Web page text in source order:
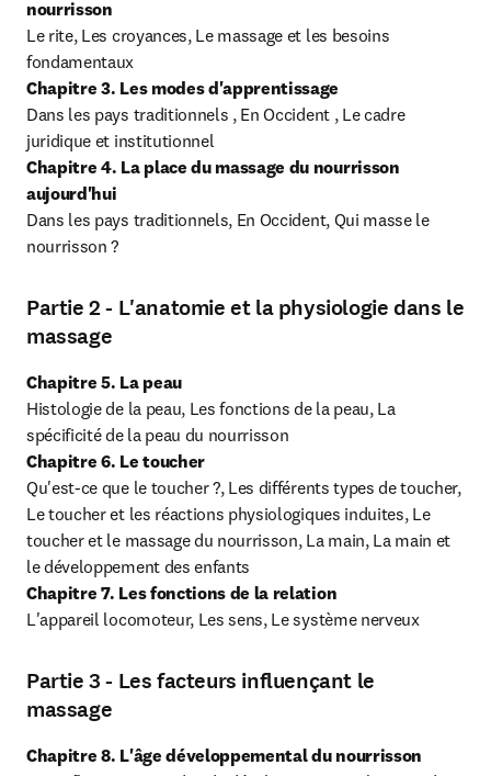
nourrisson
Le rite, Les croyances, Le massage et les besoins
Chapitre 3. Les modes d'apprentissage
Dans les pays traditionnels , En Occident , Le cadre
Chapitre 4. La place du massage du nourrisson
aujourd'hui
Dans les pays traditionnels, En Occident, Qui masse le
nourrisson ?
Partie 2 - L'anatomie et la physiologie dans le
massage
Chapitre 5. La peau
Histologie de la peau, Les fonctions de la peau, La
Chapitre 6. Le toucher
Qu'est-ce que le toucher ?, Les différents types de toucher,
Le toucher et les réactions physiologiques induites, Le
toucher et le massage du nourrisson, La main, La main et
Chapitre 7. Les fonctions de la relation
L'appareil locomoteur, Les sens, Le système nerveux
Partie 3 - Les facteurs influençant le
massage
Chapitre 8. L'âge développemental du nourrisson